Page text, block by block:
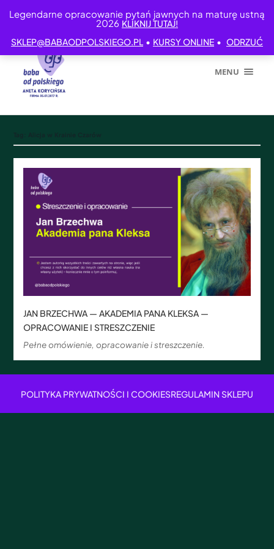
Legendarne opracowanie pytań jawnych na maturę ustną
2026 KLIKNIJ TUTAJ!
SKLEP@BABAODPOLSKIEGO.PL • KURSY ONLINE • ODRZUĆ
MENU
JAN BRZECHWA — AKADEMIA PANA KLEKSA —
OPRACOWANIE I STRESZCZENIE
Pełne omówienie, opracowanie i streszczenie.
POLITYKA PRYWATNOŚCI I COOKIESREGULAMIN SKLEPU